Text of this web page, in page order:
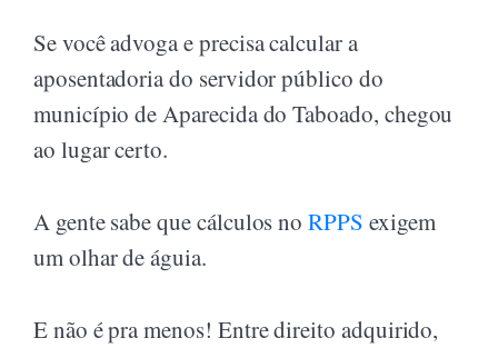
Se você advoga e precisa calcular a
aposentadoria do servidor público do
município de Aparecida do Taboado, chegou
ao lugar certo.
A gente sabe que cálculos noRPPS exigem
um olhar de águia.
E não é pra menos! Entre direito adquirido,